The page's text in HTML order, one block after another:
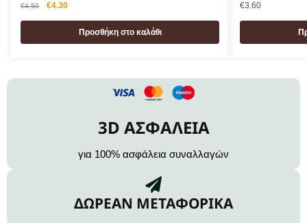
€4.50 €4.30
Προσθήκη στο καλάθι
€3.60
3D ΑΣΦΑΛΕΙΑ
για 100% ασφάλεια συναλλαγών
ΔΩΡΕΑΝ ΜΕΤΑΦΟΡΙΚΑ